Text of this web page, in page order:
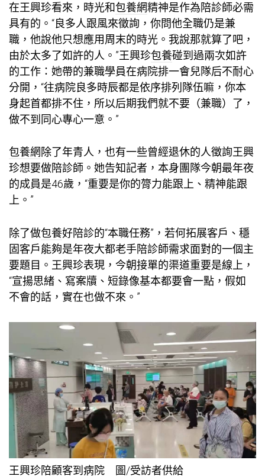
在王興珍看來，時光和包養網精神是作為陪診師必需
具有的。“良多人跟風來徵詢，你問他全職仍是兼
職，他說他只想應用周末的時光。我說那就算了吧，
由於太多了如許的人。”王興珍包養碰到過兩次如許
的工作：她帶的兼職學員在病院排一會兒隊后不耐心
分開，“往病院良多時辰都是依序排列隊伍嘛，你本
身起首都排不住，所以后期我們就不要（兼職）了，
做不到同心專心一意。”
包養網除了年青人，也有一些曾經退休的人徵詢王興
珍想要做陪診師。她告知記者，本身團隊今朝最年夜
的成員是46歲，“重要是你的膂力能跟上、精神能跟
上。”
除了做包養好陪診的“本職任務”，若何拓展客戶、穩
固客戶能夠是年夜大都老手陪診師需求面對的一個主
要題目。王興珍表現，今朝接單的渠道重要是線上，
“宣揚思緒、寫案牘、短錄像基本都要會一點，假如
不會的話，實在也做不來。”
王興珍陪顧客到病院 圖/受訪者供給